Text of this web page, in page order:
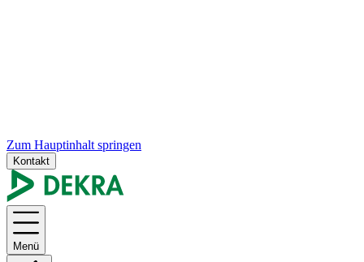
Zum Hauptinhalt springen
Kontakt
Menü